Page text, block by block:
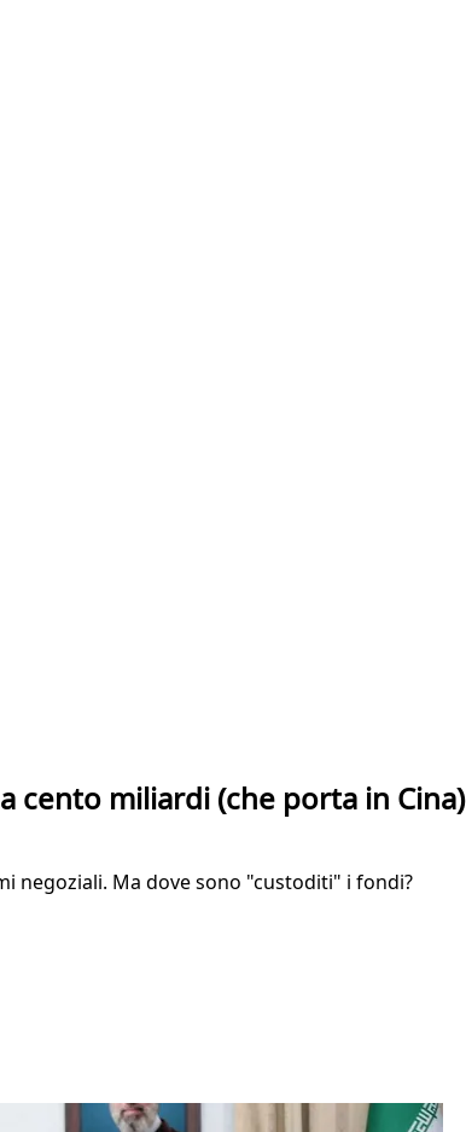
cento miliardi (che porta in Cina)
negoziali. Ma dove sono "custoditi" i fondi?